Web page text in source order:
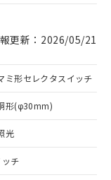
更新：2026/05/21
ミ形セレクタスイッチ
形(φ30mm)
光
チ